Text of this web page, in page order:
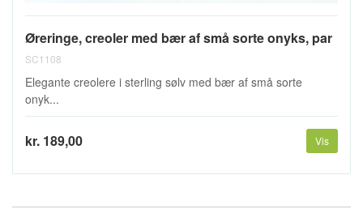
Øreringe, creoler med bær af små sorte onyks, par
SC1108
Elegante creolere i sterling sølv med bær af små sorte
onyk...
kr. 189,00 Vis